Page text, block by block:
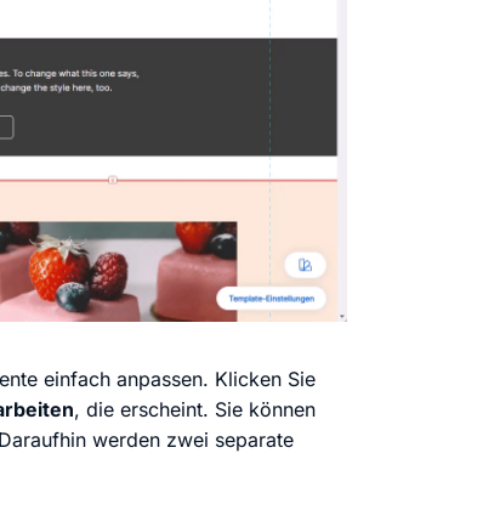
einfach anpassen. Klicken Sie
, die erscheint. Sie können
werden zwei separate